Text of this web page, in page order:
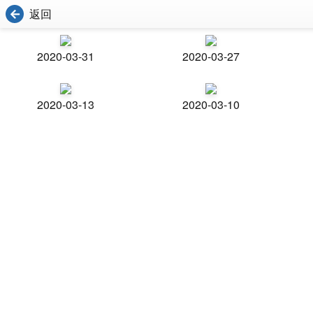
返回
2020-03-31 2020-03-27
2020-03-13 2020-03-10